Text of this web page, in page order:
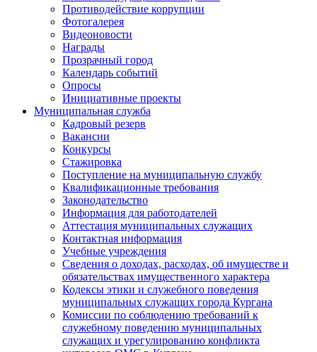
Противодействие коррупции
Фотогалерея
Видеоновости
Награды
Прозрачный город
Календарь событий
Опросы
Инициативные проекты
Муниципальная служба
Кадровый резерв
Вакансии
Конкурсы
Стажировка
Поступление на муниципальную службу
Квалификационные требования
Законодательство
Информация для работодателей
Аттестация муниципальных служащих
Контактная информация
Учебные учреждения
Сведения о доходах, расходах, об имуществе и
обязательствах имущественного характера
Кодексы этики и служебного поведения
муниципальных служащих города Кургана
Комиссии по соблюдению требований к
служебному поведению муниципальных
служащих и урегулированию конфликта